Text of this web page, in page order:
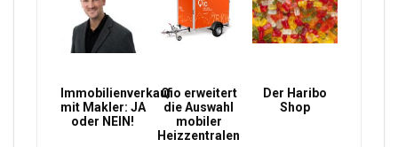
Immobilienverkauf
mit Makler: JA
oder NEIN!
Qio erweitert
die Auswahl
mobiler
Heizzentralen
Der Haribo
Shop